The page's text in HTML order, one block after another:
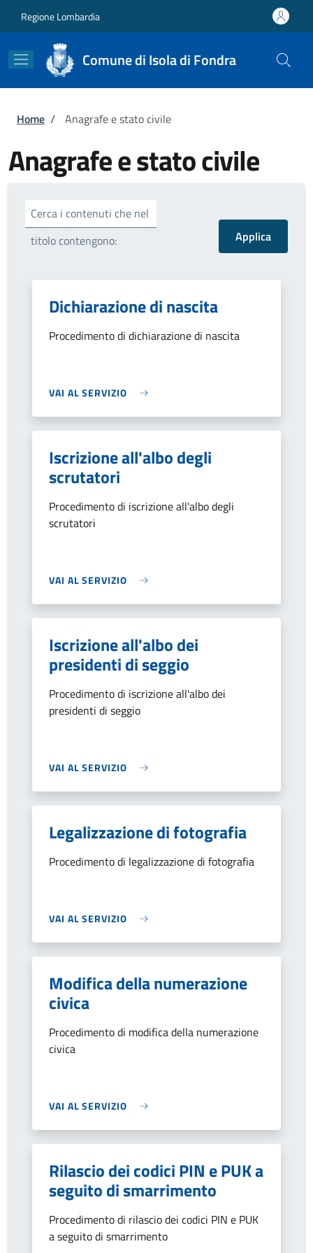
Regione Lombardia
Comune di Isola di Fondra
Briciole di pane
Home / Anagrafe e stato civile
Anagrafe e stato civile
Cerca i contenuti che nel
titolo contengono:
Dichiarazione di nascita
Procedimento di dichiarazione di nascita
VAI AL SERVIZIO
Iscrizione all'albo degli
scrutatori
Procedimento di iscrizione all'albo degli
scrutatori
VAI AL SERVIZIO
Iscrizione all'albo dei
presidenti di seggio
Procedimento di iscrizione all'albo dei
presidenti di seggio
VAI AL SERVIZIO
Legalizzazione di fotografia
Procedimento di legalizzazione di fotografia
VAI AL SERVIZIO
Modifica della numerazione
civica
Procedimento di modifica della numerazione
civica
VAI AL SERVIZIO
Rilascio dei codici PIN e PUK a
seguito di smarrimento
Procedimento di rilascio dei codici PIN e PUK
a seguito di smarrimento